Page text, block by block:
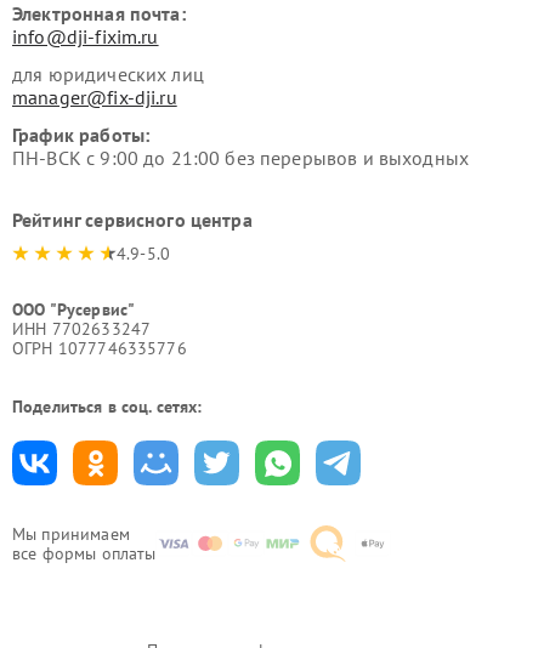
Мы принимаем
все формы оплаты
Электронная почта:
info@dji-fixim.ru
для юридических лиц
manager@fix-dji.ru
График работы:
ПН-ВСК с 9:00 до 21:00 без перерывов и выходных
Рейтинг сервисного центра
4.9-5.0
ООО "Русервис"
ИНН 7702633247
ОГРН 1077746335776
Поделиться в соц. сетях: